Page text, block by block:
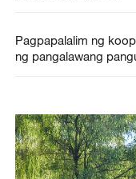
Pagpapalalim ng
ng pangalawang